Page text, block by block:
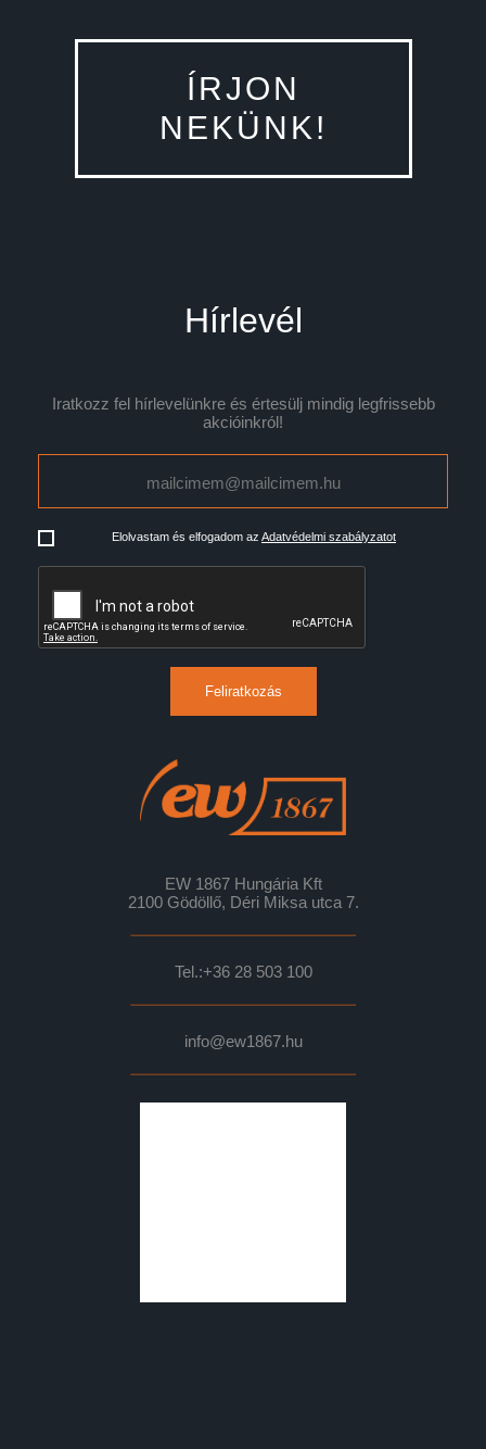
ÍRJON
NEKÜNK!
Hírlevél
Iratkozz fel hírlevelünkre és értesülj mindig legfrissebb
akcióinkról!
Elolvastam és elfogadom az Adatvédelmi szabályzatot
Feliratkozás
EW 1867 Hungária Kft
2100 Gödöllő, Déri Miksa utca 7.
Tel.:+36 28 503 100
info@ew1867.hu